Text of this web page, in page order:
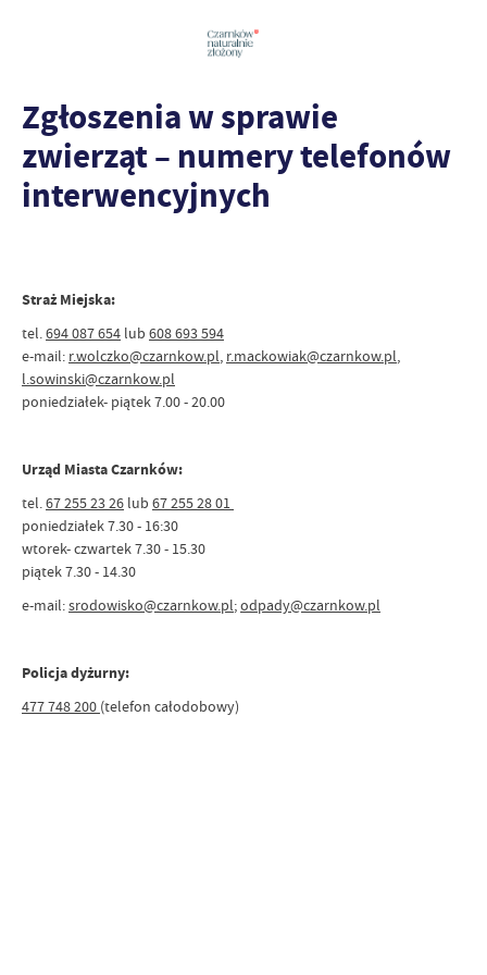
Zgłoszenia w sprawie
zwierząt – numery telefonów
interwencyjnych
Straż Miejska:
tel.694 087 654 lub 608 693 594
e-mail: r.wolczko@czarnkow.pl, r.mackowiak@czarnkow.pl,
l.sowinski@czarnkow.pl
poniedziałek- piątek 7.00 - 20.00
Urząd Miasta Czarnków:
tel.67 255 23 26 lub 67 255 28 01
poniedziałek 7.30 - 16:30
wtorek- czwartek 7.30 - 15.30
piątek 7.30 - 14.30
e-mail:srodowisko@czarnkow.pl;odpady@czarnkow.pl
Policja dyżurny:
477 748 200 (telefon całodobowy)